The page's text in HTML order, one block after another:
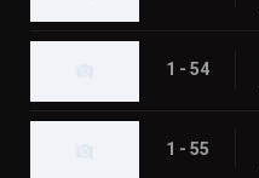
1 - 54
1 - 55